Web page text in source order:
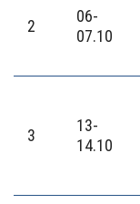
2
06-
07.10
3
13-
14.10